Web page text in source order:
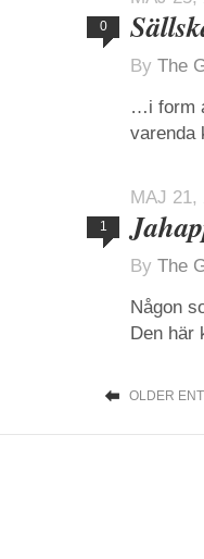
0
By The
…i form
varenda
MAJ 21,
1
By The
Någon
Den här
OLDER